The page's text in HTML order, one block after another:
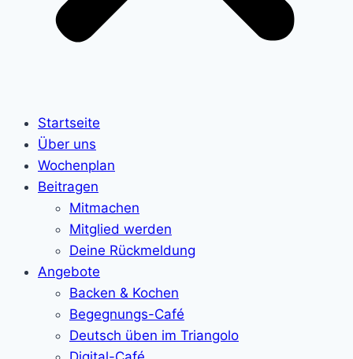
Startseite
Über uns
Wochenplan
Beitragen
Mitmachen
Mitglied werden
Deine Rückmeldung
Angebote
Backen & Kochen
Begegnungs-Café
Deutsch üben im Triangolo